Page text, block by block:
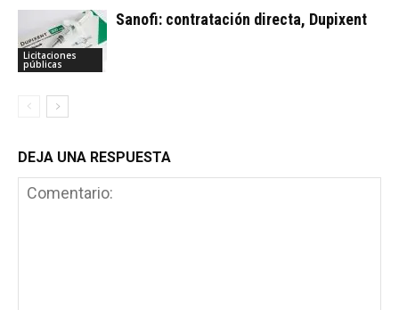
Licitaciones
públicas
Sanofi: contratación directa, Dupixent
DEJA UNA RESPUESTA